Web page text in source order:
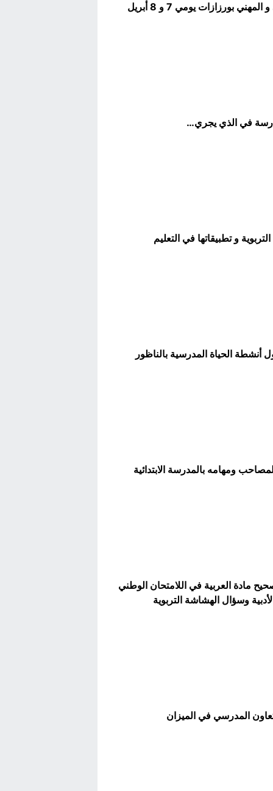
يومي 7 و 8 أبريل
في الذي يجري…
و تطبيقاتها في التعليم
أنشطة الحياة المدرسية بالناظور
ومهامه بالمدرسة الابتدائية
مادة العربية في اللامتحان الوطني
وسؤال الهشاشة التربوية
المدرسي في الميزان